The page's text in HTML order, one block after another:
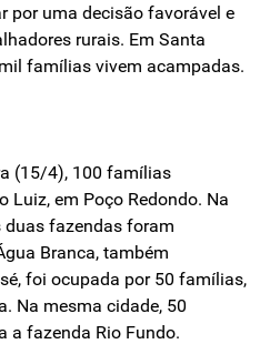
por uma decisão favorável e
rurais. Em Santa
famílias vivem acampadas.
(15/4), 100 famílias
Luiz, em Poço Redondo. Na
fazendas foram
Branca, também
foi ocupada por 50 famílias,
Na mesma cidade, 50
a fazenda Rio Fundo.